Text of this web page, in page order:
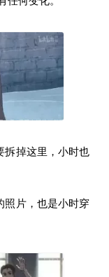
拆掉这里，小时也
照片，也是小时穿